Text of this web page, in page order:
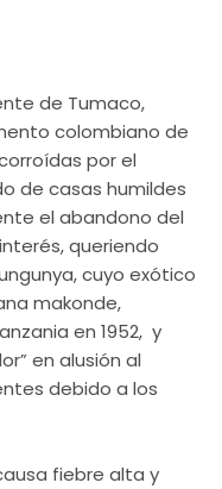
de Tumaco,
colombiano de
por el
de casas humildes
el abandono del
queriendo
cuyo exótico
makonde,
en 1952, y
en alusión al
debido a los
fiebre alta y